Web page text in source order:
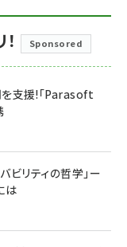
Sponsored
支援!「Parasoft
ビリティの哲学」ー
は